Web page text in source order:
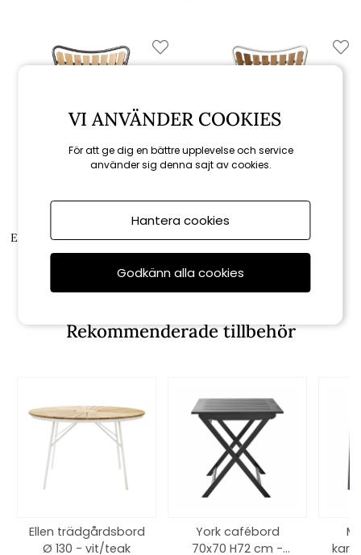
Ellen karmstol - antracit/teak Ellen karmstol - vit/teak
Rekommenderade tillbehör
Ellen trädgårdsbord
Ø 130 - vit/teak
York cafébord
70x70 H72 cm -
VI ANVÄNDER COOKIES
För att ge dig en bättre upplevelse och service
använder sig denna sajt av cookies.
Hantera cookies
Godkänn alla cookies